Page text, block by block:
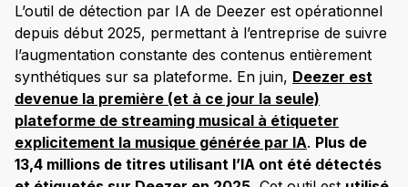
L’outil de détection par IA de Deezer est opérationnel
depuis début 2025, permettant à l’entreprise de suivre
l’augmentation constante des contenus entièrement
synthétiques sur sa plateforme. En juin, Deezer est
devenue la première (et à ce jour la seule)
plateforme de streaming musical à étiqueter
explicitement la musique générée par IA. Plus de
13,4 millions de titres utilisant l’IA ont été détectés